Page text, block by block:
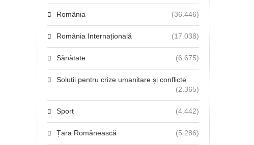
România (36.446)
România Internațională (17.038)
Sănătate (6.675)
Soluții pentru crize umanitare și conflicte
(2.365)
Sport (4.442)
Țara Românească (5.286)